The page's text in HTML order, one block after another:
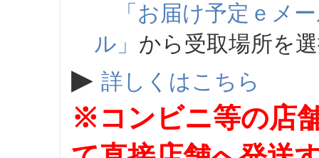
「お届け予定ｅメ
ル」 から受取場所を
▶ 詳しくはこちら
※コンビニ等の店